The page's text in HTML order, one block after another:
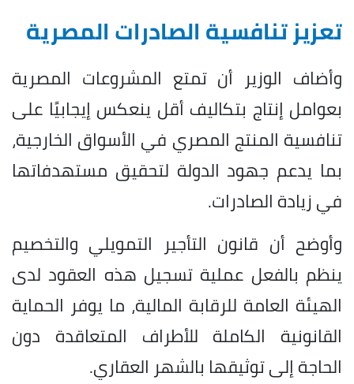
تعزيز تنافسية الصادرات المصرية
وأضاف الوزير أن تمتع المشروعات المصرية
بعوامل إنتاج بتكاليف أقل ينعكس إيجابيًا على
تنافسية المنتج المصري في الأسواق الخارجية،
بما يدعم جهود الدولة لتحقيق مستهدفاتها
في زيادة الصادرات.
وأوضح أن قانون التأجير التمويلي والتخصيم
ينظم بالفعل عملية تسجيل هذه العقود لدى
الهيئة العامة للرقابة المالية، ما يوفر الحماية
القانونية الكاملة للأطراف المتعاقدة دون
الحاجة إلى توثيقها بالشهر العقاري.